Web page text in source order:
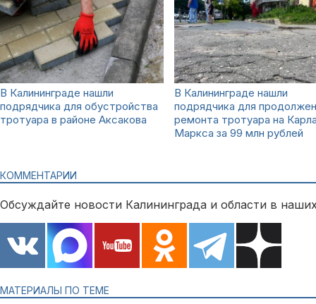
В Калининграде нашли
подрядчика для обустройства
тротуара в районе Аксакова
В Калининграде нашли
подрядчика для
ремонта тротуара на
Маркса за 99 млн рублей
КОММЕНТАРИИ
Обсуждайте новости Калининграда и области в
МАТЕРИАЛЫ ПО ТЕМЕ